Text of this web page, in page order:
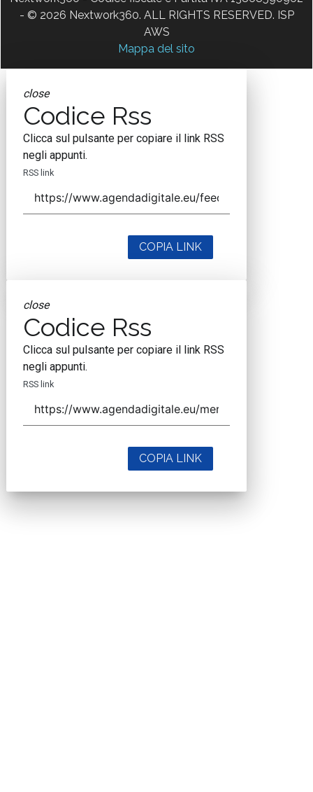
- © 2026 Nextwork360. ALL RIGHTS RESERVED. ISP
AWS
Mappa del sito
close
Codice Rss
Clicca sul pulsante per copiare il link RSS
negli appunti.
RSS link
COPIA LINK
close
Codice Rss
Clicca sul pulsante per copiare il link RSS
negli appunti.
RSS link
COPIA LINK